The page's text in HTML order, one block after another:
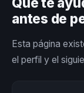
antes de
Esta página
el perfil y el